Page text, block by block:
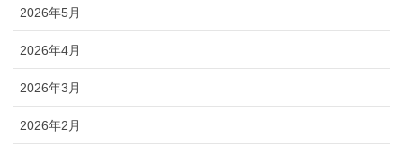
2026年5月
2026年4月
2026年3月
2026年2月